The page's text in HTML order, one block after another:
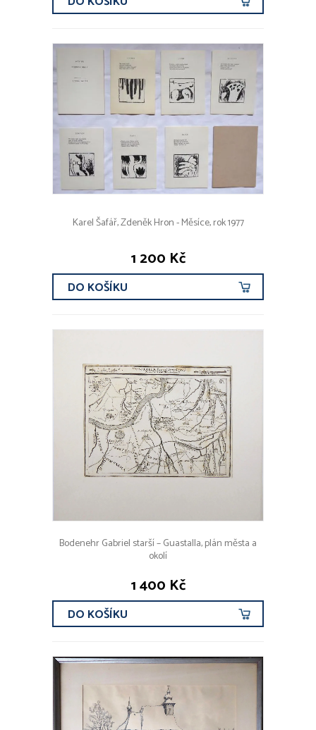
Karel Šafář, Zdeněk Hron - Měsíce, rok 1977
1 200 Kč
DO KOŠÍKU
Bodenehr Gabriel starší – Guastalla, plán města a
okolí
1 400 Kč
DO KOŠÍKU